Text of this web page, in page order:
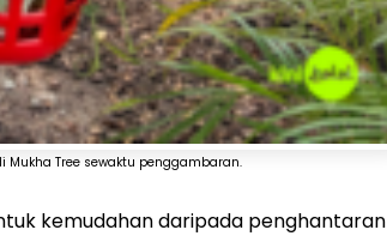
Tree sewaktu penggambaran.
kemudahan daripada penghantaran